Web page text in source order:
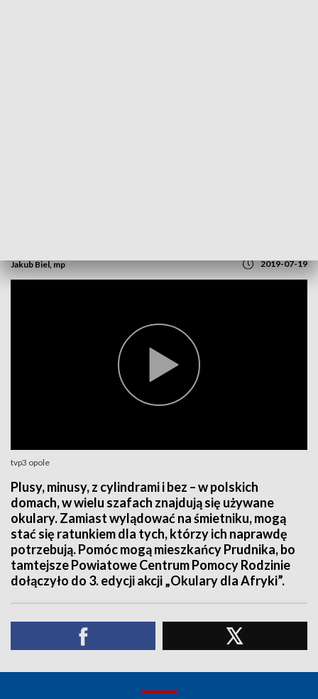
Jakub Biel, mp 2019-07-19
tvp3 opole
Plusy, minusy, z cylindrami i bez – w polskich
domach, w wielu szafach znajdują się używane
okulary. Zamiast wylądować na śmietniku, mogą
stać się ratunkiem dla tych, którzy ich naprawdę
potrzebują. Pomóc mogą mieszkańcy Prudnika, bo
tamtejsze Powiatowe Centrum Pomocy Rodzinie
dołączyło do 3. edycji akcji „Okulary dla Afryki”.